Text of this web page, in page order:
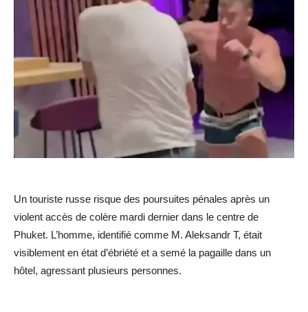
Un touriste russe risque des poursuites pénales après un
violent accès de colère mardi dernier dans le centre de
Phuket. L’homme, identifié comme M. Aleksandr T, était
visiblement en état d’ébriété et a semé la pagaille dans un
hôtel, agressant plusieurs personnes.